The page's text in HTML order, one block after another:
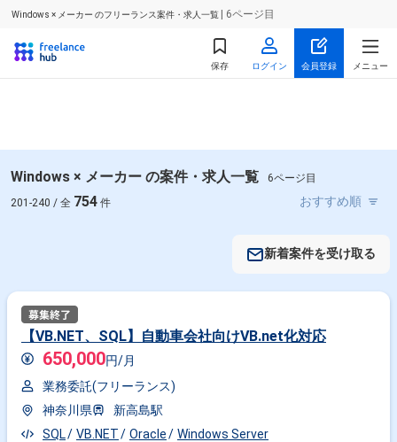
Windows × メーカー のフリーランス案件・求人一覧 | 6ページ目
保存 ログイン 会員登録 メニュー
Windows × メーカー の案件・求人一覧
6ページ目
201-240 / 全 754 件
新着案件を受け取る
【VB.NET、SQL】自動車会社向けVB.net化対応
650,000円/月
業務委託(フリーランス)
神奈川県
新高島駅
SQL
VB.NET Oracle Windows Server